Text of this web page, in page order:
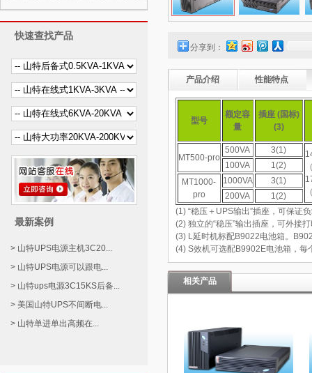
快速查找产品
最新案例
> 山特UPS电源主机3C20...
> 山特UPS电源可以跟电...
> 山特ups电源3C15KS后备...
> 美国山特UPS不间断电...
> 山特单进单出高频在...
分享到：
产品介绍 性能特点
型号
额定容
量
插座 (国标)
(3)
MT500-pro
500VA 3(1)
100VA
1(2)
MT1000-
pro
1000VA
3(1)
200VA
1(2)
(1) “稳压＋UPS输出”插座，可保证
(2) 独立的“稳压”输出插座，可外接
(3) L延时机标配B9022电池箱。
(4) S效机可选配B9902E电池箱，
相关产品